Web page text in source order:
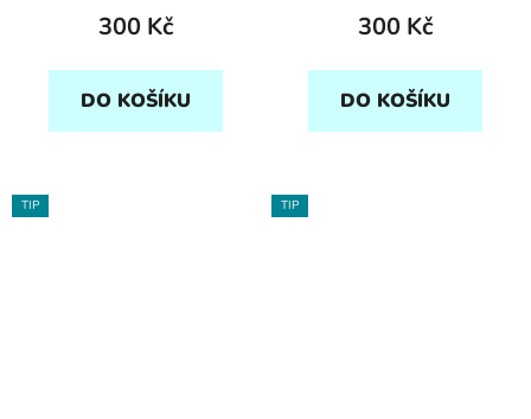
300 Kč
DO KOŠÍKU
300 Kč
DO KOŠÍKU
TIP TIP